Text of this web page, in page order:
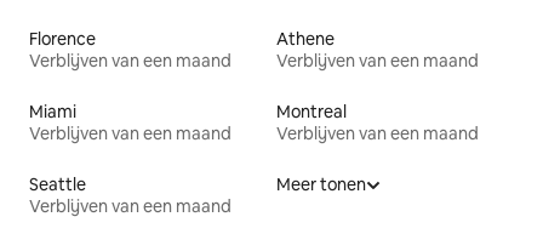
Florence
Verblijven van een maand
Athene
Verblijven van een maand
Miami
Verblijven van een maand
Montreal
Verblijven van een maand
Seattle
Verblijven van een maand
Meer tonen